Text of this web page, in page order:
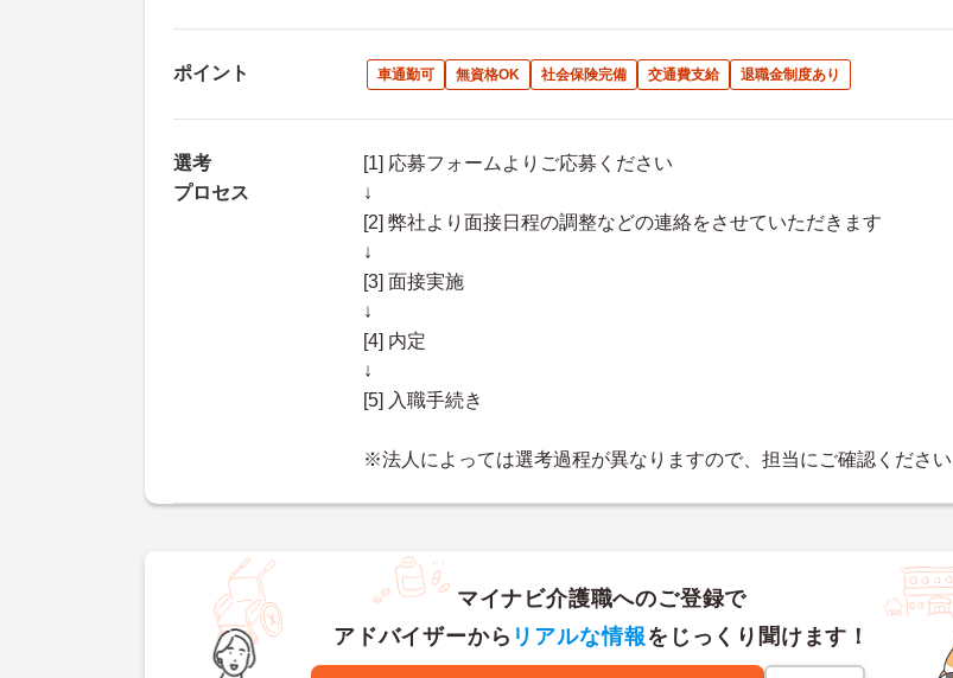
ポイント 車通勤可 無資格OK 社会保険完備 交通費支給 退職金制度あり
選考
プロセス
[1] 応募フォームよりご応募ください
↓
[2] 弊社より面接日程の調整などの連絡をさせていただきます
↓
[3] 面接実施
↓
[4] 内定
↓
[5] 入職手続き
※法人によっては選考過程が異なりますので、担当にご確認ください
マイナビ介護職へのご登録で
アドバイザーから リアルな情報をじっくり聞けます！